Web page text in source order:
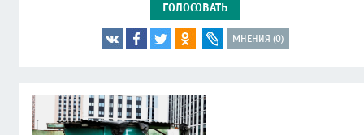
ГОЛОСОВАТЬ
МНЕНИЯ (0)